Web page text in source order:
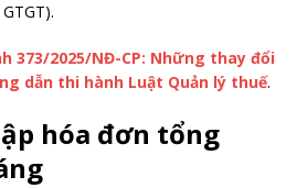
373/2025/NĐ-CP: Những thay đổi
dẫn thi hành Luật Quản lý thuế.
hóa đơn tổng